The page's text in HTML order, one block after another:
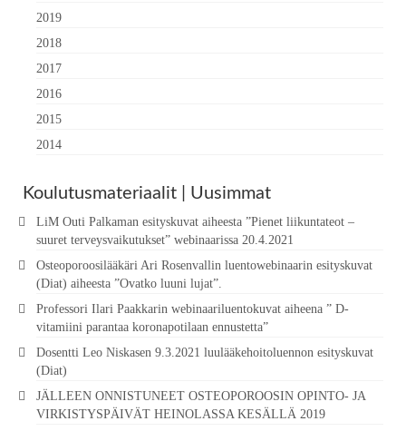
2019
2018
2017
2016
2015
2014
Koulutusmateriaalit | Uusimmat
LiM Outi Palkaman esityskuvat aiheesta ”Pienet liikuntateot –
suuret terveysvaikutukset” webinaarissa 20.4.2021
Osteoporoosilääkäri Ari Rosenvallin luentowebinaarin esityskuvat
(Diat) aiheesta ”Ovatko luuni lujat”.
Professori Ilari Paakkarin webinaariluentokuvat aiheena ” D-
vitamiini parantaa koronapotilaan ennustetta”
Dosentti Leo Niskasen 9.3.2021 luulääkehoitoluennon esityskuvat
(Diat)
JÄLLEEN ONNISTUNEET OSTEOPOROOSIN OPINTO- JA
VIRKISTYSPÄIVÄT HEINOLASSA KESÄLLÄ 2019